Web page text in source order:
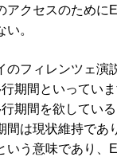
クセスのために
。
フィレンツェ演
期間といってい
期間を欲している
間は現状維持であ
いう意味であり、